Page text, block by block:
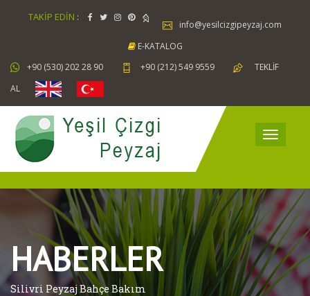
TAKİP EDİN :
info@yesilcizgipeyzaj.com
E-KATALOG
+90 (530) 202 28 90
+90 (212) 549 9559
TEKLİF
AL
HABERLER
Silivri Peyzaj Bahçe Bakım